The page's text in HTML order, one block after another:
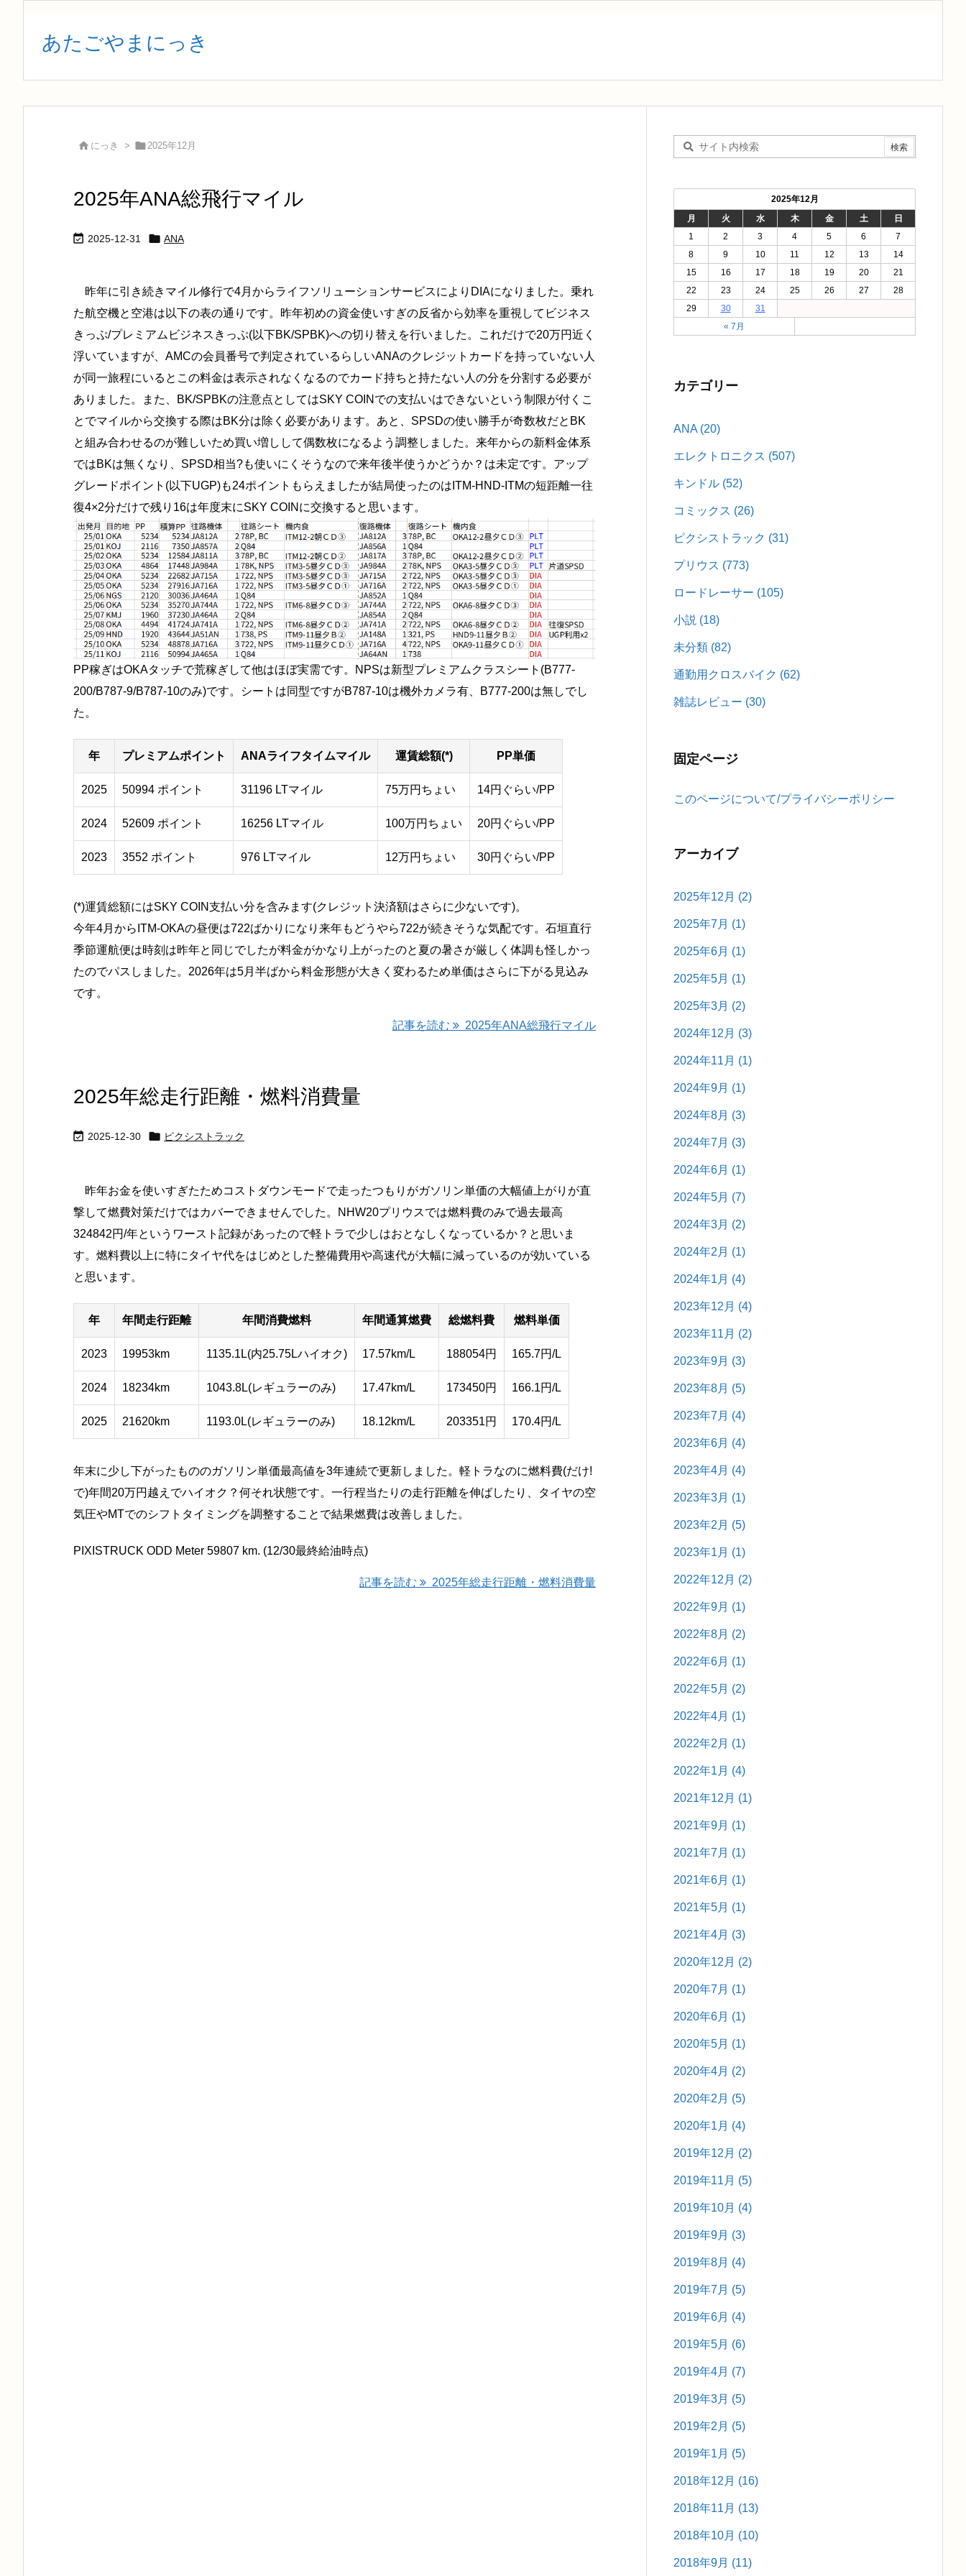
あたごやまにっき
 にっき > 2025年12月
2025年ANA総飛行マイル
 2025-12-31  ANA
昨年に引き続きマイル修行で4月からライフソリューションサービスによりDIAになりました。乗れ
た航空機と空港は以下の表の通りです。昨年初めの資金使いすぎの反省から効率を重視してビジネス
きっぷ/プレミアムビジネスきっぷ(以下BK/SPBK)への切り替えを行いました。これだけで20万円近く
浮いていますが、AMCの会員番号で判定されているらしいANAのクレジットカードを持っていない人
が同一旅程にいるとこの料金は表示されなくなるのでカード持ちと持たない人の分を分割する必要が
ありました。また、BK/SPBKの注意点としてはSKY COINでの支払いはできないという制限が付くこ
とでマイルから交換する際はBK分は除く必要があります。あと、SPSDの使い勝手が奇数枚だとBK
と組み合わせるのが難しいため買い増しして偶数枚になるよう調整しました。来年からの新料金体系
ではBKは無くなり、SPSD相当?も使いにくそうなので来年後半使うかどうか？は未定です。アップ
グレードポイント(以下UGP)も24ポイントもらえましたが結局使ったのはITM-HND-ITMの短距離一往
復4×2分だけで残り16は年度末にSKY COINに交換すると思います。
PP稼ぎはOKAタッチで荒稼ぎして他はほぼ実需です。NPSは新型プレミアムクラスシート(B777-
200/B787-9/B787-10のみ)です。シートは同型ですがB787-10は機外カメラ有、B777-200は無しでし
た。
年 プレミアムポイント ANAライフタイムマイル 運賃総額(*) PP単価
2025 50994 ポイント 31196 LTマイル 75万円ちょい 14円ぐらい/PP
2024 52609 ポイント 16256 LTマイル 100万円ちょい 20円ぐらい/PP
2023 3552 ポイント 976 LTマイル 12万円ちょい 30円ぐらい/PP
(*)運賃総額にはSKY COIN支払い分を含みます(クレジット決済額はさらに少ないです)。
今年4月からITM-OKAの昼便は722ばかりになり来年もどうやら722が続きそうな気配です。石垣直行
季節運航便は時刻は昨年と同じでしたが料金がかなり上がったのと夏の暑さが厳しく体調も怪しかっ
たのでパスしました。2026年は5月半ばから料金形態が大きく変わるため単価はさらに下がる見込み
です。
記事を読む 2025年ANA総飛行マイル
2025年総走行距離・燃料消費量
 2025-12-30  ピクシストラック
昨年お金を使いすぎたためコストダウンモードで走ったつもりがガソリン単価の大幅値上がりが直
撃して燃費対策だけではカバーできませんでした。NHW20プリウスでは燃料費のみで過去最高
324842円/年というワースト記録があったので軽トラで少しはおとなしくなっているか？と思いま
す。燃料費以上に特にタイヤ代をはじめとした整備費用や高速代が大幅に減っているのが効いている
と思います。
年 年間走行距離 年間消費燃料 年間通算燃費 総燃料費 燃料単価
2023 19953km 1135.1L(内25.75Lハイオク) 17.57km/L 188054円 165.7円/L
2024 18234km 1043.8L(レギュラーのみ) 17.47km/L 173450円 166.1円/L
2025 21620km 1193.0L(レギュラーのみ) 18.12km/L 203351円 170.4円/L
年末に少し下がったもののガソリン単価最高値を3年連続で更新しました。軽トラなのに燃料費(だけ!
で)年間20万円越えでハイオク？何それ状態です。一行程当たりの走行距離を伸ばしたり、タイヤの空
気圧やMTでのシフトタイミングを調整することで結果燃費は改善しました。
PIXISTRUCK ODD Meter 59807 km. (12/30最終給油時点)
記事を読む 2025年総走行距離・燃料消費量
2025年12月
月
火 水 木 金 土
日
1
2 3 4 5 6
7
8
9 10 11 12 13
14
15
16 17 18 19 20
21
22
23 24 25 26 27
28
29
30
31
« 7月
カテゴリー
ANA (20)
エレクトロニクス (507)
キンドル (52)
コミックス (26)
ピクシストラック (31)
プリウス (773)
ロードレーサー (105)
小説 (18)
未分類 (82)
通勤用クロスバイク (62)
雑誌レビュー (30)
固定ページ
このページについて/プライバシーポリシー
アーカイブ
2025年12月 (2)
2025年7月 (1)
2025年6月 (1)
2025年5月 (1)
2025年3月 (2)
2024年12月 (3)
2024年11月 (1)
2024年9月 (1)
2024年8月 (3)
2024年7月 (3)
2024年6月 (1)
2024年5月 (7)
2024年3月 (2)
2024年2月 (1)
2024年1月 (4)
2023年12月 (4)
2023年11月 (2)
2023年9月 (3)
2023年8月 (5)
2023年7月 (4)
2023年6月 (4)
2023年4月 (4)
2023年3月 (1)
2023年2月 (5)
2023年1月 (1)
2022年12月 (2)
2022年9月 (1)
2022年8月 (2)
2022年6月 (1)
2022年5月 (2)
2022年4月 (1)
2022年2月 (1)
2022年1月 (4)
2021年12月 (1)
2021年9月 (1)
2021年7月 (1)
2021年6月 (1)
2021年5月 (1)
2021年4月 (3)
2020年12月 (2)
2020年7月 (1)
2020年6月 (1)
2020年5月 (1)
2020年4月 (2)
2020年2月 (5)
2020年1月 (4)
2019年12月 (2)
2019年11月 (5)
2019年10月 (4)
2019年9月 (3)
2019年8月 (4)
2019年7月 (5)
2019年6月 (4)
2019年5月 (6)
2019年4月 (7)
2019年3月 (5)
2019年2月 (5)
2019年1月 (5)
2018年12月 (16)
2018年11月 (13)
2018年10月 (10)
2018年9月 (11)